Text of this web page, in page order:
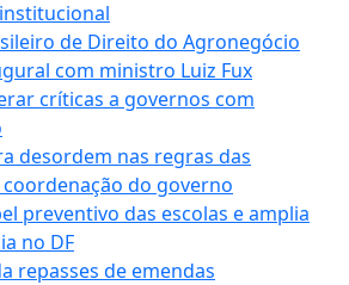
de Direito do Agronegócio
com ministro Luiz Fux
críticas a governos com
desordem nas regras das
do governo
preventivo das escolas e amplia
no DF
repasses de emendas